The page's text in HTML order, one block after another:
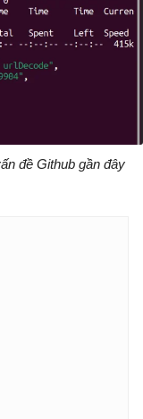
đề Github gần đây